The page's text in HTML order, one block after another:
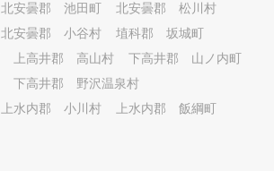
北安曇郡 池田町
北安曇郡 松川村
北安曇郡 小谷村
埴科郡 坂城町
上高井郡 高山村
下高井郡 山ノ内町
下高井郡 野沢温泉村
上水内郡 小川村
上水内郡 飯綱町